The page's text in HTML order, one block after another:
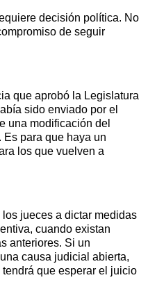
decisión política. No
de seguir
que aprobó la Legislatura
sido enviado por el
una modificación del
para que haya un
los que vuelven a
jueces a dictar medidas
cuando existan
anteriores. Si un
causa judicial abierta,
que esperar el juicio